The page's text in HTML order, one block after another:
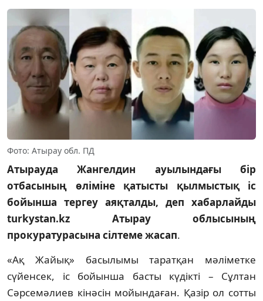
Фото: Атырау обл. ПД
Атырауда Жангелдин ауылындағы бір
отбасының өліміне қатысты қылмыстық іс
бойынша тергеу аяқталды, деп хабарлайды
turkystan.kz Атырау облысының
прокуратурасына сілтеме жасап.
«Ақ Жайық» басылымы таратқан мәліметке
сүйенсек, іс бойынша басты күдікті – Сұлтан
Сәрсемәлиев кінәсін мойындаған. Қазір ол сотты